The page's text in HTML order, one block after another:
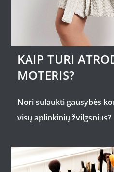
KAIP TURI
MOTERIS?
Nori sulaukti gausybės
visų aplinkinių žvilgsnius?